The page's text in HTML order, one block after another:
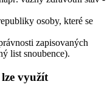
osoby, které se
zapisovaných
list snoubence).
využít